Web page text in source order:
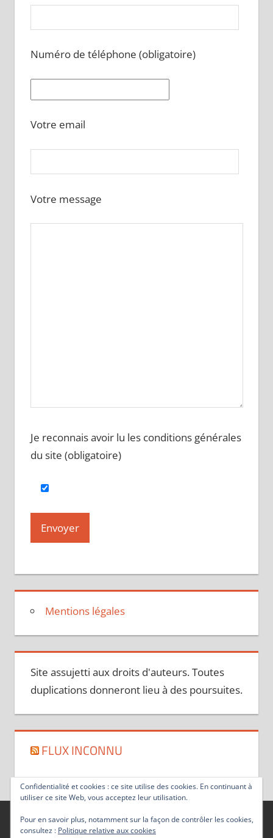
Numéro de téléphone (obligatoire)
Votre email
Votre message
Je reconnais avoir lu les conditions générales
du site (obligatoire)
Mentions légales
Site assujetti aux droits d'auteurs. Toutes
duplications donneront lieu à des poursuites.
FLUX INCONNU
Confidentialité et cookies : ce site utilise des cookies. En continuant à
utiliser ce site Web, vous acceptez leur utilisation.
Pour en savoir plus, notamment sur la façon de contrôler les cookies,
consultez : Politique relative aux cookies